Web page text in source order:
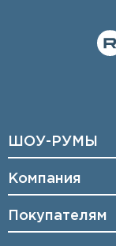
ШОУ-РУМЫ
Компания
Покупателям